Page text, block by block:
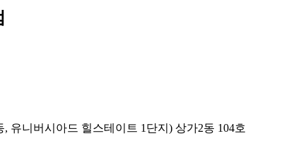
유니버시아드 힐스테이트 1단지) 상가2동 104호